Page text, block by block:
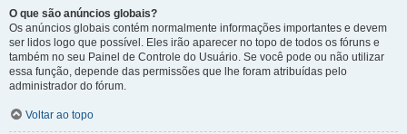
O que são anúncios globais?
Os anúncios globais contém normalmente informações importantes e devem
ser lidos logo que possível. Eles irão aparecer no topo de todos os fóruns e
também no seu Painel de Controle do Usuário. Se você pode ou não utilizar
essa função, depende das permissões que lhe foram atribuídas pelo
administrador do fórum.
Voltar ao topo